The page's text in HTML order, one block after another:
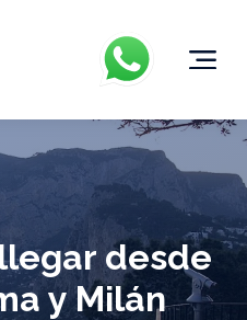
desde
y Milán